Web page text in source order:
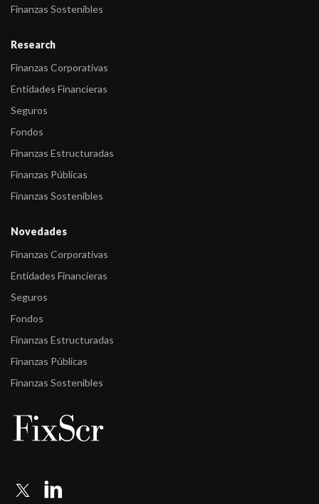
Finanzas Sostenibles
Research
Finanzas Corporativas
Entidades Financieras
Seguros
Fondos
Finanzas Estructuradas
Finanzas Públicas
Finanzas Sostenibles
Novedades
Finanzas Corporativas
Entidades Financieras
Seguros
Fondos
Finanzas Estructuradas
Finanzas Públicas
Finanzas Sostenibles